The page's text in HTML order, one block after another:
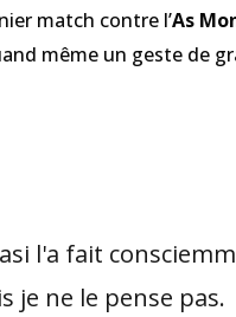
match contre l’As
même un geste de
l'a fait
je ne le pense pas.